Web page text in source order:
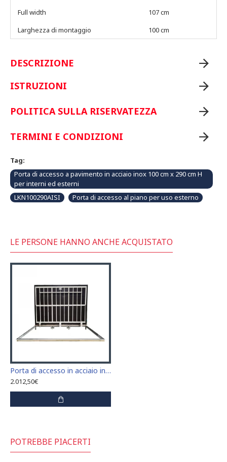
Full width
107 cm
Larghezza di montaggio
100 cm
DESCRIZIONE
ISTRUZIONI
POLITICA SULLA RISERVATEZZA
TERMINI E CONDIZIONI
Tag:
Porta di accesso a pavimento in acciaio inox 100 cm x 290 cm H
per interni ed esterni
LKN100290AISI
Porta di accesso al piano per uso esterno
LE PERSONE HANNO ANCHE ACQUISTATO
Porta di accesso in acciaio inox a pavimento dimensioni 70 cm x 150 cm "H"
2.012,50€
POTREBBE PIACERTI